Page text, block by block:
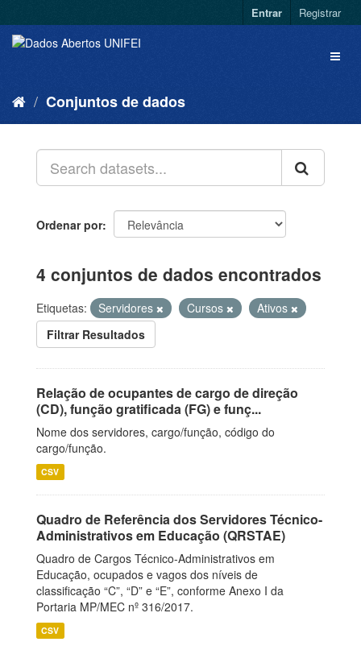
Entrar Registrar
Conjuntos de dados
Ordenar por
4 conjuntos de dados encontrados
Etiquetas: Servidores Cursos
Ativos
Filtrar Resultados
Relação de ocupantes de cargo de direção
(CD), função gratificada (FG) e funç...
Nome dos servidores, cargo/função, código do
cargo/função.
CSV
Quadro de Referência dos Servidores Técnico-
Administrativos em Educação (QRSTAE)
Quadro de Cargos Técnico-Administrativos em
Educação, ocupados e vagos dos níveis de
classificação “C”, “D” e “E”, conforme Anexo I da
Portaria MP/MEC nº 316/2017.
CSV